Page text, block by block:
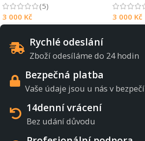
(5)
3 000 Kč
3 000 Kč
Rychlé odeslání
Zboží odesíláme do 24 hodin
Bezpečná platba
Vaše údaje jsou u nás v bezpečí
14denní vrácení
Bez udání důvodu